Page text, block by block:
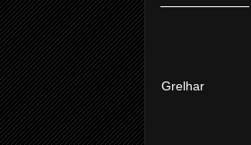
Grelhar